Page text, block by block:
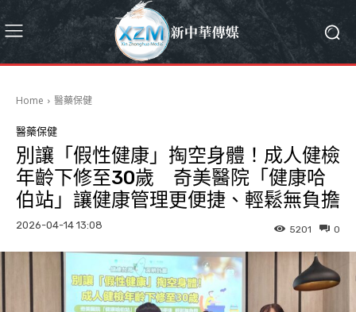
Home 醫藥保健
醫藥保健
別讓「假性健康」掏空身體！成人健檢
年齡下修至30歲 奇美醫院「健康哈
伯站」讓健康管理更便捷、輕鬆無負擔
2026-04-14 13:08 0
5201